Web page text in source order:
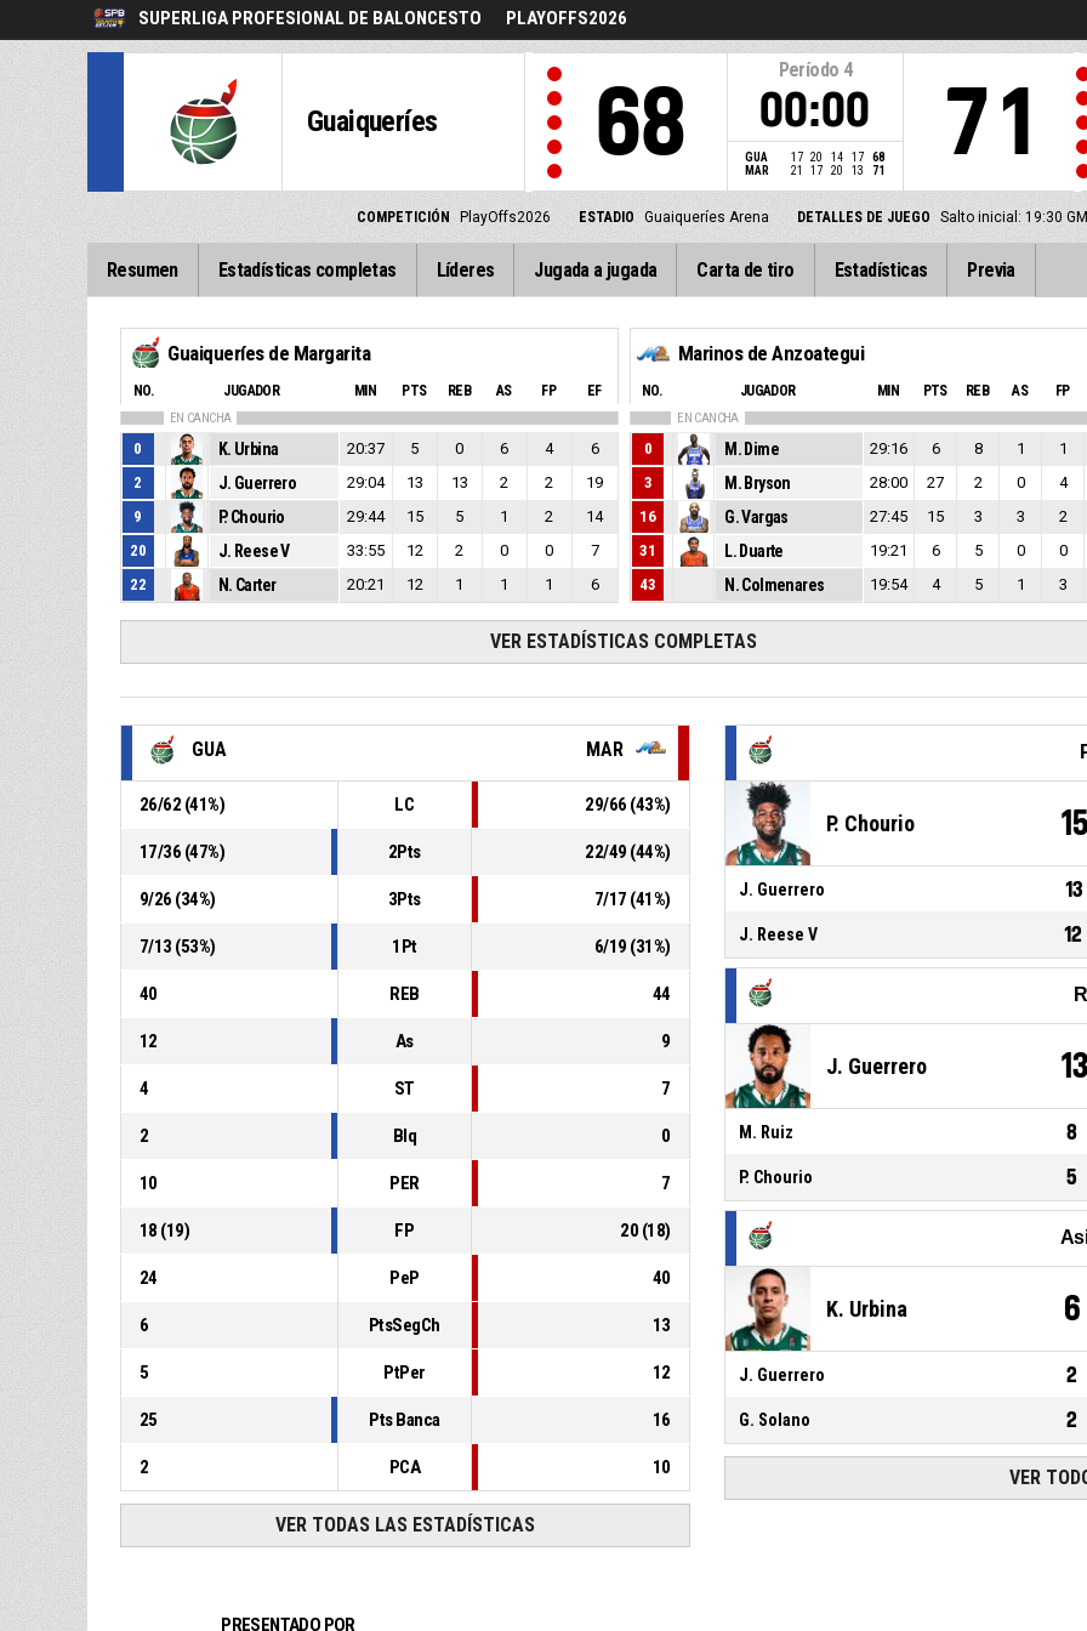
SUPERLIGA PROFESIONAL DE BALONCESTO PLAYOFFS2026
Guaiqueríes 68
Período 4
00:00
GUA 17 20 14 17
68
MAR
21 17 20 13 71 71
COMPETICIÓN PlayOffs2026 ESTADIO Guaiqueríes Arena DETALLES DE JUEGO Salto inicial: 19:30
Resumen Estadísticas completas Líderes Jugada a jugada Carta de tiro Estadísticas Previa
Guaiqueríes de Margarita
NO. JUGADOR MIN PTS REB AS FP EF
EN CANCHA
0 K. Urbina 20:37 5 0 6 4
6
2
J. Guerrero 29:04 13 13 2 2
19
9
P. Chourio 29:44 15 5 1 2
14
20
J. Reese V 33:55 12 2 0 0
7
22
N. Carter 20:21 12 1 1 1 6
Marinos de Anzoategui
NO. JUGADOR MIN PTS REB AS FP
EN CANCHA
0 M. Dime 29:16 6 8 1 1
3
M. Bryson 28:00 27 2 0 4
16
G. Vargas 27:45 15 3 3 2
31
L. Duarte 19:21 6 5 0 0
43
N. Colmenares 19:54 4 5 1 3
VER ESTADÍSTICAS COMPLETAS
GUA MAR
26/62 (41%) LC 29/66 (43%)
17/36 (47%) 2Pts 22/49 (44%)
9/26 (34%) 3Pts 7/17 (41%)
7/13 (53%) 1Pt 6/19 (31%)
40 REB 44
12 As 9
4 ST 7
2 Blq 0
10 PER 7
18 (19) FP 20 (18)
24 PeP 40
6 PtsSegCh 13
5 PtPer 12
25 Pts Banca 16
2 PCA 10
VER TODAS LAS ESTADÍSTICAS
P. Chourio 15
J. Guerrero 13
J. Reese V 12
J. Guerrero 13
M. Ruiz 8
P. Chourio 5
K. Urbina 6
J. Guerrero 2
G. Solano 2
VER
PRESENTADO POR